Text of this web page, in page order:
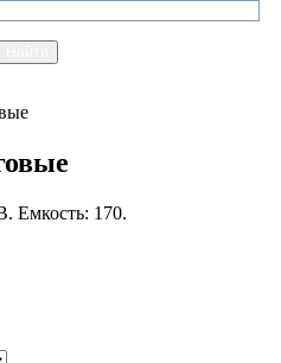
Емкость: 170.